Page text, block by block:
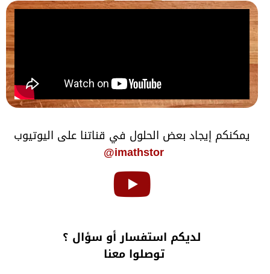
يمكنكم إيجاد بعض الحلول في قناتنا على اليوتيوب
imathstor@
لديكم استفسار أو سؤال ؟
توصلوا معنا